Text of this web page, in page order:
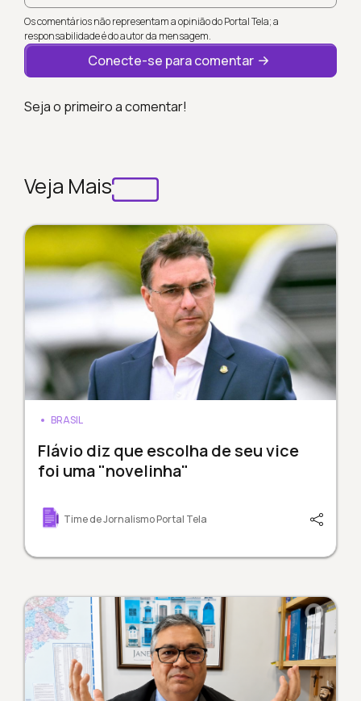
Os comentários não representam a opinião do Portal Tela; a
responsabilidade é do autor da mensagem.
Conecte-se para comentar
Seja o primeiro a comentar!
Veja Mais
BRASIL
Flávio diz que escolha de seu vice
foi uma "novelinha"
Time de Jornalismo Portal Tela